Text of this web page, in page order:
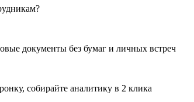
документы без бумаг и личных встреч
собирайте аналитику в 2 клика